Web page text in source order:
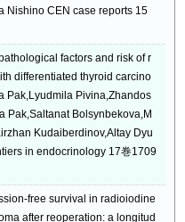
Nishino CEN case reports 15
factors and risk of r
differentiated thyroid carcino
Pak,Lyudmila Pivina,Zhandos
Pak,Saltanat Bolsynbekova,M
Kudaiberdinov,Altay Dyu
in endocrinology 17巻1709
free survival in radioiodine
after reoperation: a longitud